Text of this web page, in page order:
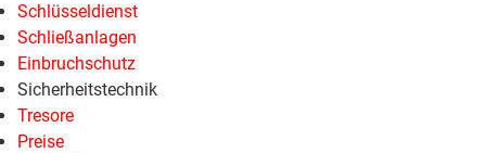
Schlüsseldienst
Schließanlagen
Einbruchschutz
Sicherheitstechnik
Tresore
Preise